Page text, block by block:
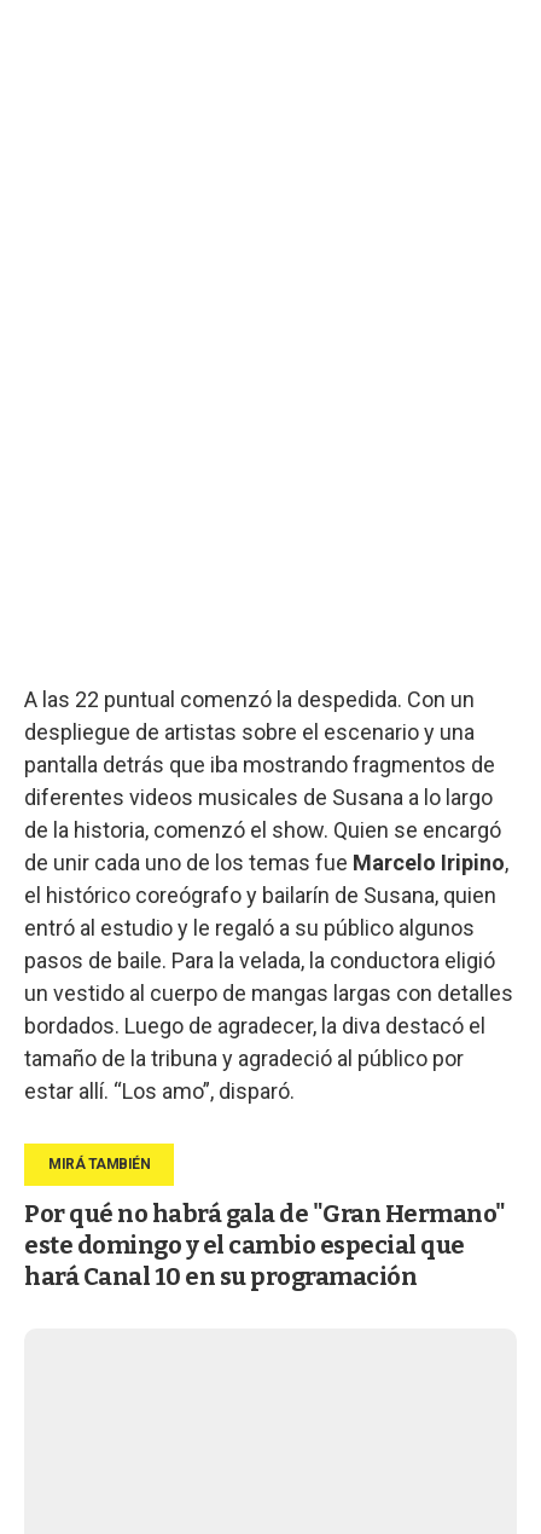
A las 22 puntual comenzó la despedida. Con un
despliegue de artistas sobre el escenario y una
pantalla detrás que iba mostrando fragmentos de
diferentes videos musicales de Susana a lo largo
de la historia, comenzó el show. Quien se encargó
de unir cada uno de los temas fue Marcelo Iripino,
el histórico coreógrafo y bailarín de Susana, quien
entró al estudio y le regaló a su público algunos
pasos de baile. Para la velada, la conductora eligió
un vestido al cuerpo de mangas largas con detalles
bordados. Luego de agradecer, la diva destacó el
tamaño de la tribuna y agradeció al público por
estar allí. “Los amo”, disparó.
Por qué no habrá gala de "Gran Hermano"
este domingo y el cambio especial que
hará Canal 10 en su programación